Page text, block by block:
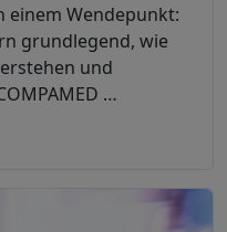
einem Wendepunkt:
grundlegend, wie
und
…